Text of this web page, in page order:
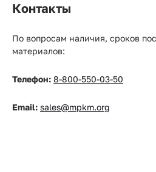
Контакты
По вопросам наличия, сроков
материалов:
Телефон: 8-800-550-03-50
Email: sales@mpkm.org